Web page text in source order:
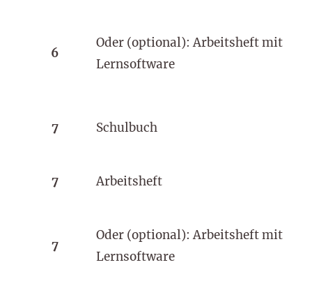
6
Oder (optional): Arbeitsheft mit
Lernsoftware
7 Schulbuch
7 Arbeitsheft
7
Oder (optional): Arbeitsheft mit
Lernsoftware